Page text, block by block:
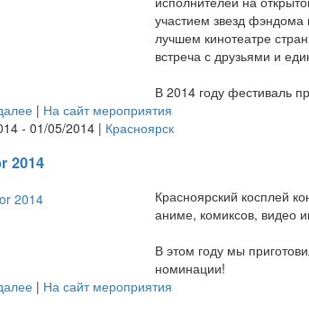
участием звезд
лучшем кинотеатре
встреча с друзьями и
В 2014 году фестиваль
| На сайт мероприятия
- 01/05/2014 | Красноярск
2014
Красноярский косплей
аниме, комиксов, видео
В этом году мы
номинации!
| На сайт мероприятия